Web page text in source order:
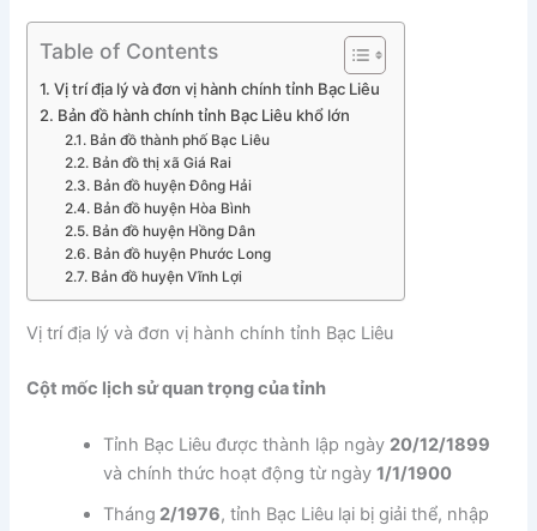
Table of Contents
Vị trí địa lý và đơn vị hành chính tỉnh Bạc Liêu
Bản đồ hành chính tỉnh Bạc Liêu khổ lớn
Bản đồ thành phố Bạc Liêu
Bản đồ thị xã Giá Rai
Bản đồ huyện Đông Hải
Bản đồ huyện Hòa Bình
Bản đồ huyện Hồng Dân
Bản đồ huyện Phước Long
Bản đồ huyện Vĩnh Lợi
Vị trí địa lý và đơn vị hành chính tỉnh Bạc Liêu
Cột mốc lịch sử quan trọng của tỉnh
Tỉnh Bạc Liêu được thành lập ngày 20/12/1899
và chính thức hoạt động từ ngày1/1/1900
Tháng 2/1976, tỉnh Bạc Liêu lại bị giải thể, nhập